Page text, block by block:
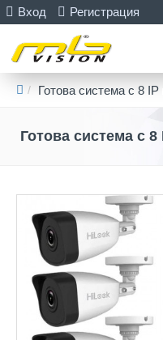
Вход Регистрация
Готова система с 8
Готова система с